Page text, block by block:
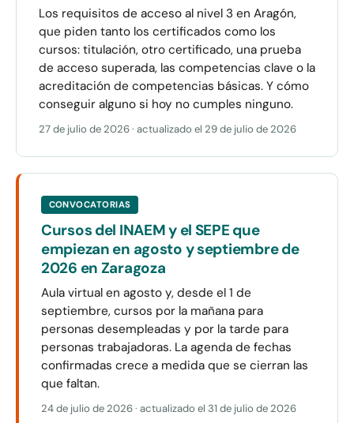
Los requisitos de acceso al nivel 3 en Aragón,
que piden tanto los certificados como los
cursos: titulación, otro certificado, una prueba
de acceso superada, las competencias clave o la
acreditación de competencias básicas. Y cómo
conseguir alguno si hoy no cumples ninguno.
27 de julio de 2026· actualizado el 29 de julio de 2026
CONVOCATORIAS
Cursos del INAEM y el SEPE que
empiezan en agosto y septiembre de
2026 en Zaragoza
Aula virtual en agosto y, desde el 1 de
septiembre, cursos por la mañana para
personas desempleadas y por la tarde para
personas trabajadoras. La agenda de fechas
confirmadas crece a medida que se cierran las
que faltan.
24 de julio de 2026· actualizado el 31 de julio de 2026